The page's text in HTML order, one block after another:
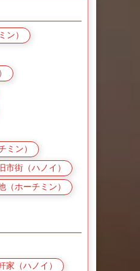
ン）
ミン）
旧市街（ハノイ）
（ホーチミン）
家（ハノイ）